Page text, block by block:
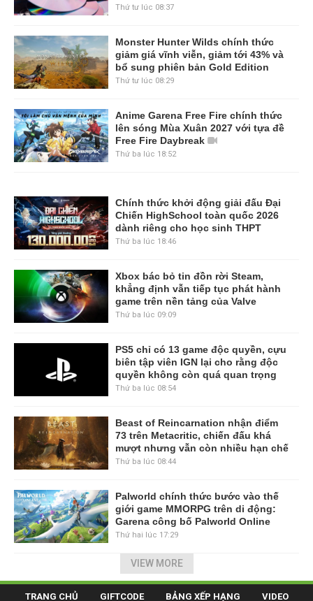
Thứ tư lúc 08:37
Monster Hunter Wilds chính thức
giảm giá vĩnh viễn, giảm tới 43% và
bổ sung phiên bản Gold Edition
Thứ tư lúc 08:29
Anime Garena Free Fire chính thức
lên sóng Mùa Xuân 2027 với tựa đề
Free Fire Daybreak
Thứ ba lúc 18:52
Chính thức khởi động giải đấu Đại
Chiến HighSchool toàn quốc 2026
dành riêng cho học sinh THPT
Thứ ba lúc 18:46
Xbox bác bỏ tin đồn rời Steam,
khẳng định vẫn tiếp tục phát hành
game trên nền tảng của Valve
Thứ ba lúc 09:09
PS5 chỉ có 13 game độc quyền, cựu
biên tập viên IGN lại cho rằng độc
quyền không còn quá quan trọng
Thứ ba lúc 08:54
Beast of Reincarnation nhận điểm
73 trên Metacritic, chiến đấu khá
mượt nhưng vẫn còn nhiều hạn chế
Thứ ba lúc 08:44
Palworld chính thức bước vào thế
giới game MMORPG trên di động:
Garena công bố Palworld Online
Thứ hai lúc 17:29
VIEW MORE
TRANG CHỦ GIFTCODE BẢNG XẾP HẠNG VIDEO